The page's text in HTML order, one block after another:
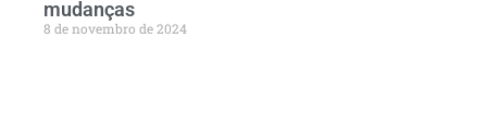
mudanças
8 de novembro de 2024